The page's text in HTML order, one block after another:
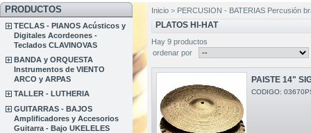
PRODUCTOS
TECLAS - PIANOS Acústicos y
Digitales Acordeones -
Teclados CLAVINOVAS
BANDA y ORQUESTA
Instrumentos de VIENTO
ARCO y ARPAS
TALLER - LUTHERIA
GUITARRAS - BAJOS
Amplificadores y Accesorios
Guitarra - Bajo UKELELES
Inicio > PERCUSION - BATERIAS Percusión
PLATOS HI-HAT
Hay 9 productos
ordenar por
PAISTE 14"
CODIGO: